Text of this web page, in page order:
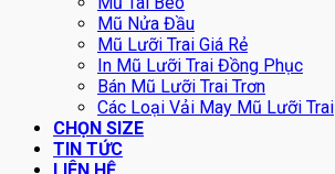
Mũ Nửa Đầu
Mũ Lưỡi Trai Giá Rẻ
In Mũ Lưỡi Trai Đồng Phục
Bán Mũ Lưỡi Trai Trơn
Các Loại Vải May Mũ Lưỡi Trai
CHỌN SIZE
TIN TỨC